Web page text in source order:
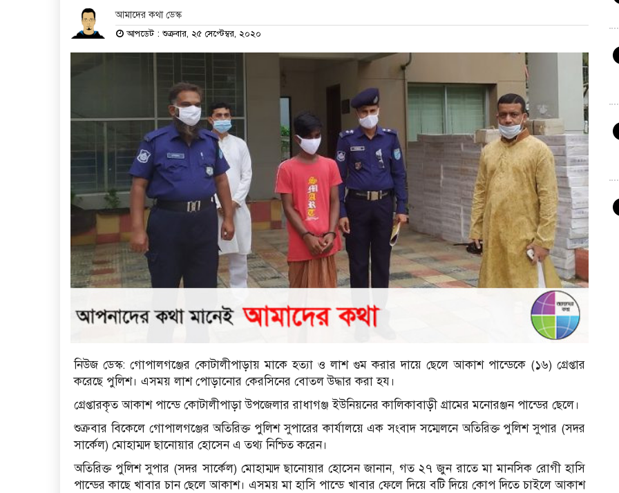
আমাদের কথা ডেস্ক
আপডেট : শুক্রবার, ২৫ সেপ্টেম্বর, ২০২০
নিউজ ডেস্ক: গোপালগঞ্জের কোটালীপাড়ায় মাকে হত্যা ও লাশ গুম করার দায়ে ছেলে আকাশ পান্ডেকে (১৬) গ্রেপ্তার
করেছে পুলিশ। এসময় লাশ পোড়ানোর কেরসিনের বোতল উদ্ধার করা হয।
গ্রেপ্তারকৃত আকাশ পান্ডে কোটালীপাড়া উপজেলার রাধাগঞ্জ ইউনিয়নের কালিকাবাড়ী গ্রামের মনোরঞ্জন পান্ডের ছেলে।
শুক্রবার বিকেলে গোপালগঞ্জের অতিরিক্ত পুলিশ সুপারের কার্যালয়ে এক সংবাদ সম্মেলনে অতিরিক্ত পুলিশ সুপার (সদর
সার্কেল) মোহাম্মদ ছানোয়ার হোসেন এ তথ্য নিশ্চিত করেন।
অতিরিক্ত পুলিশ সুপার (সদর সার্কেল) মোহাম্মদ ছানোয়ার হোসেন জানান, গত ২৭ জুন রাতে মা মানসিক রোগী হাসি
পান্ডের কাছে খাবার চান ছেলে আকাশ। এসময় মা হাসি পান্ডে খাবার ফেলে দিয়ে বটি দিয়ে কোপ দিতে চাইলে আকাশ